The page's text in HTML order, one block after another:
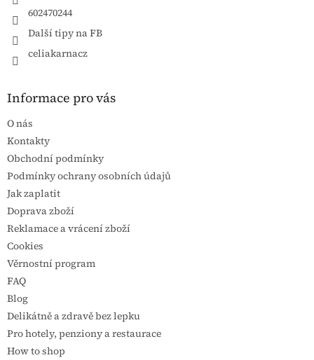
602470244
Další tipy na FB
celiakarnacz
Informace pro vás
O nás
Kontakty
Obchodní podmínky
Podmínky ochrany osobních údajů
Jak zaplatit
Doprava zboží
Reklamace a vrácení zboží
Cookies
Věrnostní program
FAQ
Blog
Delikátně a zdravě bez lepku
Pro hotely, penziony a restaurace
How to shop